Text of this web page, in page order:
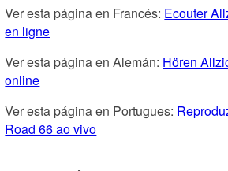
Ver esta página en Francés: Ecouter
en ligne
Ver esta página en Alemán: Hören
online
Ver esta página en Portugues:
Road 66 ao vivo